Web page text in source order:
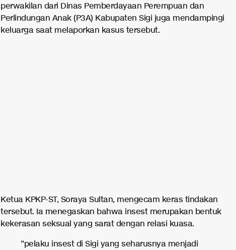
perwakilan dari Dinas Pemberdayaan Perempuan dan
Perlindungan Anak (P3A) Kabupaten Sigi juga mendampingi
keluarga saat melaporkan kasus tersebut.
Ketua KPKP-ST, Soraya Sultan, mengecam keras tindakan
tersebut. Ia menegaskan bahwa insest merupakan bentuk
kekerasan seksual yang sarat dengan relasi kuasa.
“pelaku insest di Sigi yang seharusnya menjadi